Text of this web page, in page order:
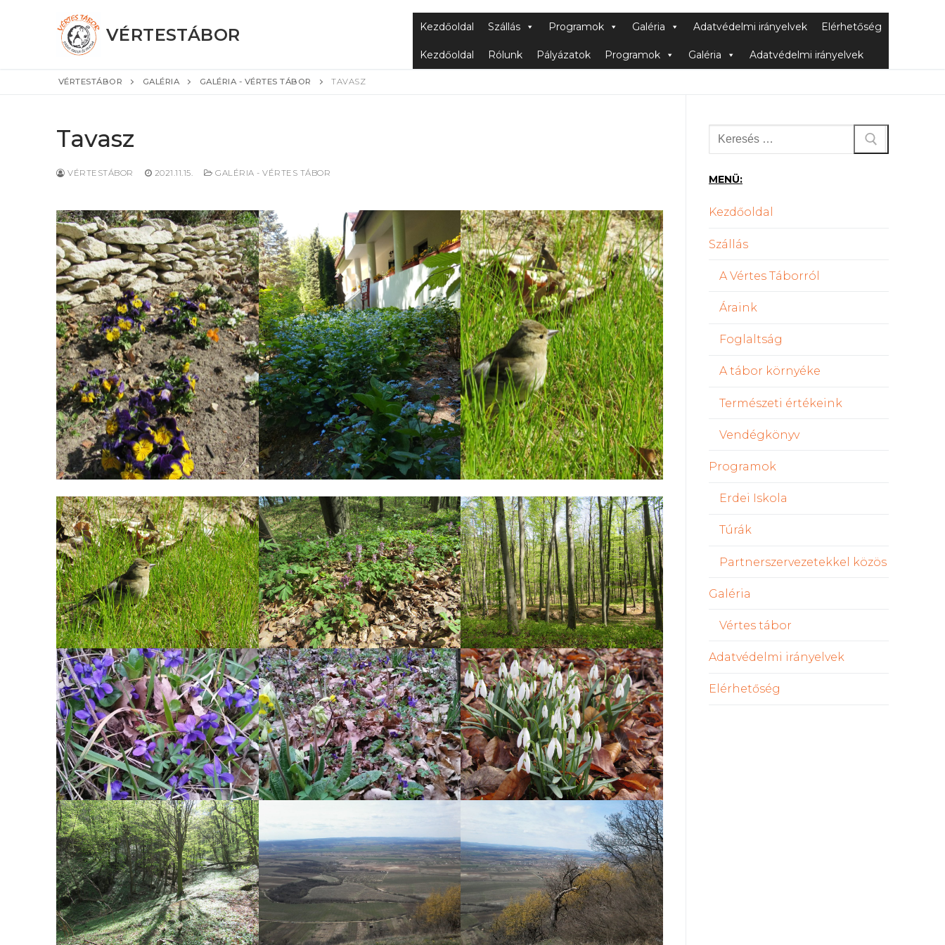
tartalomra
VÉRTESTÁBOR Kezdőoldal Szállás Programok Galéria Adatvédelmi irányelvek Elérhetőség
Kezdőoldal Rólunk Pályázatok Programok Galéria Adatvédelmi irányelvek
VÉRTESTÁBOR GALÉRIA GALÉRIA - VÉRTES TÁBOR TAVASZ
Tavasz
VÉRTESTÁBOR 2021.11.15. GALÉRIA - VÉRTES TÁBOR
Keresése:
MENÜ:
Kezdőoldal
Szállás
A Vértes Táborról
Áraink
Foglaltság
A tábor környéke
Természeti értékeink
Vendégkönyv
Programok
Erdei Iskola
Túrák
Partnerszervezetekkel közös
Galéria
Vértes tábor
Adatvédelmi irányelvek
Elérhetőség